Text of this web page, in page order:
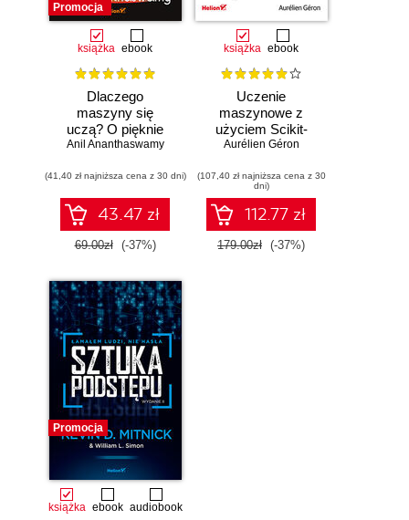
Promocja
książka ebook
Dlaczego
maszyny się
uczą? O pięknie
matematyki i
współczesnej
sztucznej
inteligencji
Anil Ananthaswamy
(41,40 zł najniższa cena z 30 dni)
43.47 zł
69.00zł (-37%)
książka ebook
Uczenie
maszynowe z
użyciem Scikit-
Learn, Keras i
Wydanie III
Aurélien Géron
(107,40 zł najniższa cena z 30
dni)
112.77 zł
179.00zł (-37%)
Promocja
książka ebook audiobook